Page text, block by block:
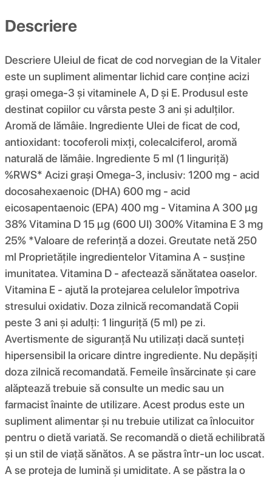
Descriere
Descriere Uleiul de ficat de cod norvegian de la Vitaler
este un supliment alimentar lichid care conține acizi
grași omega-3 și vitaminele A, D și E. Produsul este
destinat copiilor cu vârsta peste 3 ani și adulților.
Aromă de lămâie. Ingrediente Ulei de ficat de cod,
antioxidant: tocoferoli mixți, colecalciferol, aromă
naturală de lămâie. Ingrediente 5 ml (1 linguriță)
%RWS* Acizi grași Omega-3, inclusiv: 1200 mg - acid
docosahexaenoic (DHA) 600 mg - acid
eicosapentaenoic (EPA) 400 mg - Vitamina A 300 µg
38% Vitamina D 15 µg (600 UI) 300% Vitamina E 3 mg
25% *Valoare de referință a dozei. Greutate netă 250
ml Proprietățile ingredientelor Vitamina A - susține
imunitatea. Vitamina D - afectează sănătatea oaselor.
Vitamina E - ajută la protejarea celulelor împotriva
stresului oxidativ. Doza zilnică recomandată Copii
peste 3 ani și adulți: 1 linguriță (5 ml) pe zi.
Avertismente de siguranță Nu utilizați dacă sunteți
hipersensibil la oricare dintre ingrediente. Nu depășiți
doza zilnică recomandată. Femeile însărcinate și care
alăptează trebuie să consulte un medic sau un
farmacist înainte de utilizare. Acest produs este un
supliment alimentar și nu trebuie utilizat ca înlocuitor
pentru o dietă variată. Se recomandă o dietă echilibrată
și un stil de viață sănătos. A se păstra într-un loc uscat.
A se proteja de lumină și umiditate. A se păstra la o